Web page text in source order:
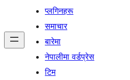
प्लगिनहरू
समाचार
बारेमा
नेपालीमा वर्डप्रेस
टिम